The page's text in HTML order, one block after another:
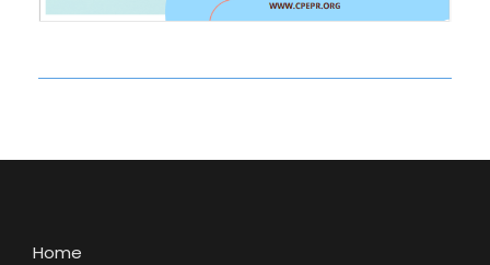
Home